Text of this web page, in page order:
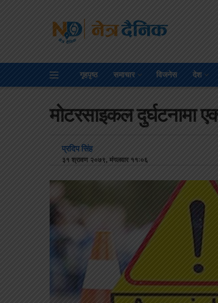
गृहपृष्ठ समाचार विजनेस देश
मोटरसाइकल दुर्घटनामा
प्रदिप सिंह
३१ श्रावण २०७९, मंगलवार ११:०६